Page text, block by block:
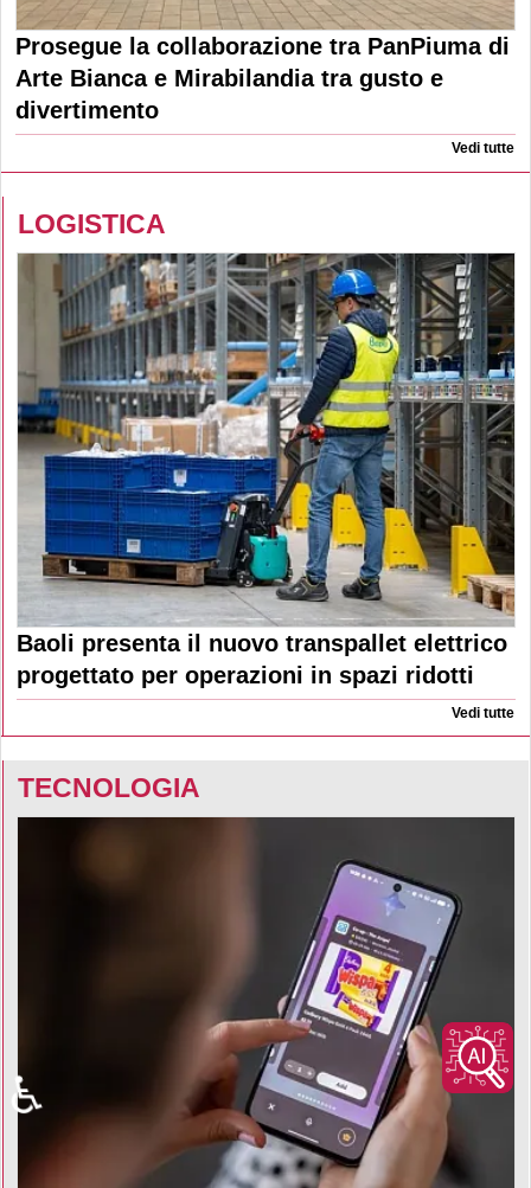
Prosegue la collaborazione tra PanPiuma di
Arte Bianca e Mirabilandia tra gusto e
divertimento
Vedi tutte
LOGISTICA
Baoli presenta il nuovo transpallet elettrico
progettato per operazioni in spazi ridotti
Vedi tutte
TECNOLOGIA